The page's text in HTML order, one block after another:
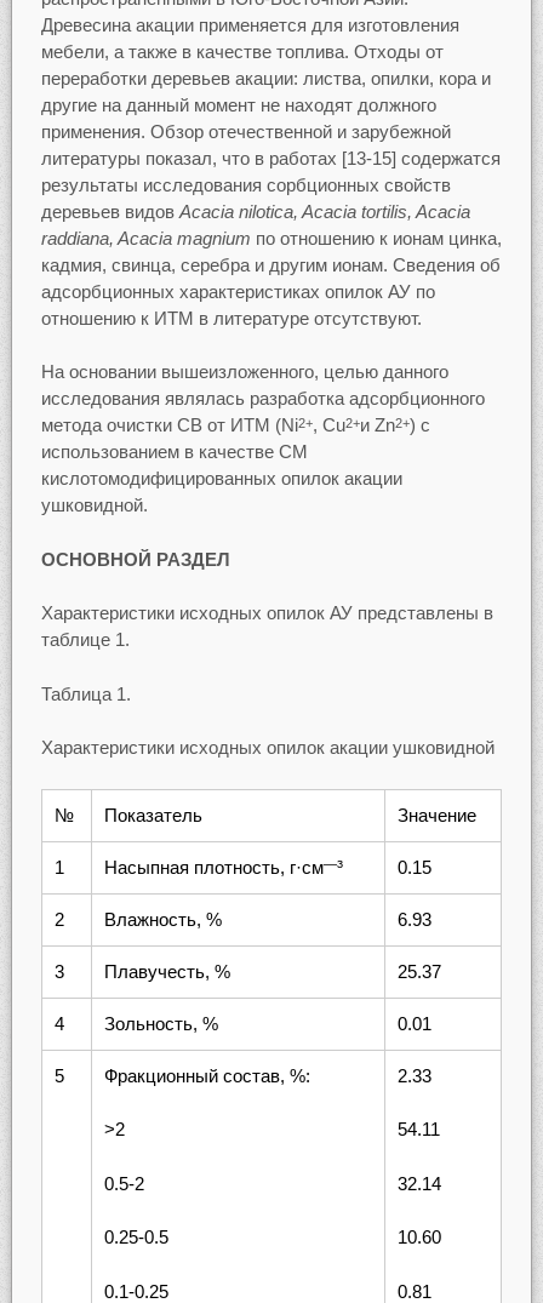
Древесина акации применяется для изготовления
мебели, а также в качестве топлива. Отходы от
переработки деревьев акации: листва, опилки, кора и
другие на данный момент не находят должного
применения. Обзор отечественной и зарубежной
литературы показал, что в работах [13-15] содержатся
результаты исследования сорбционных свойств
деревьев видов Acacia nilotica, Acacia tortilis, Acacia
raddiana, Acacia magnium по отношению к ионам цинка,
кадмия, свинца, серебра и другим ионам. Сведения об
адсорбционных характеристиках опилок АУ по
отношению к ИТМ в литературе отсутствуют.
На основании вышеизложенного, целью данного
исследования являлась разработка адсорбционного
метода очистки СВ от ИТМ (Ni2+, Cu2+и Zn2+) с
использованием в качестве СМ
кислотомодифицированных опилок акации
ушковидной.
ОСНОВНОЙ РАЗДЕЛ
Характеристики исходных опилок АУ представлены в
таблице 1.
Таблица 1.
Характеристики исходных опилок акации ушковидной
№ Показатель Значение
1 Насыпная плотность, г·см—³ 0.15
2 Влажность, % 6.93
3 Плавучесть, % 25.37
4 Зольность, % 0.01
5 Фракционный состав, %:
>2
0.5-2
0.25-0.5
0.1-0.25
2.33
54.11
32.14
10.60
0.81